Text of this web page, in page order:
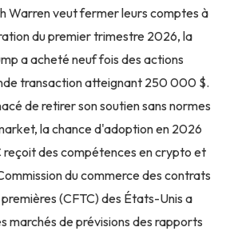
Warren veut fermer leurs comptes à
du premier trimestre 2026, la
a acheté neuf fois des actions
transaction atteignant 250 000 $.
de retirer son soutien sans normes
la chance d'adoption en 2026
reçoit des compétences en crypto et
du commerce des contrats
(CFTC) des États-Unis a
marchés de prévisions des rapports